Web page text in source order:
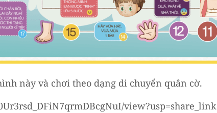
này và chơi theo dạng di chuyển quân cờ.
view?usp=share_link